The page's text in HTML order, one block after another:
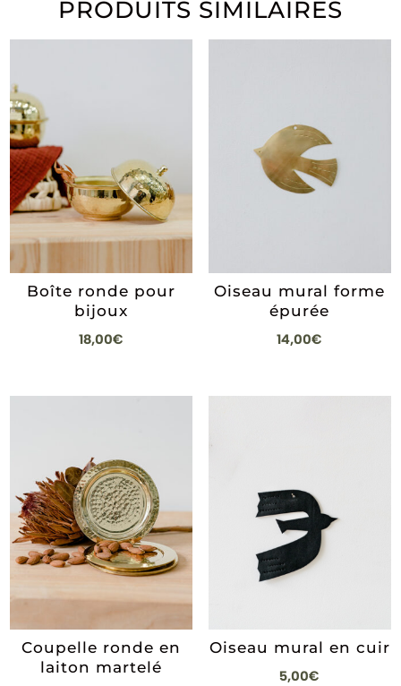
PRODUITS SIMILAIRES
Boîte ronde pour
bijoux
18,00€
Oiseau mural forme
épurée
14,00€
Coupelle ronde en
laiton martelé
Oiseau mural en cuir
5,00€